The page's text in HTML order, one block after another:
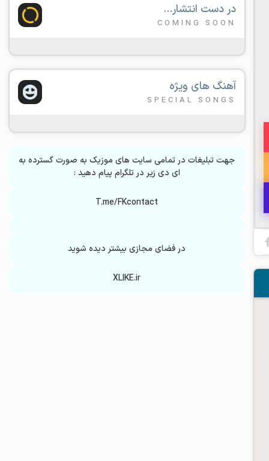
در دست انتشار...
COMING SOON
آهنگ های ویژه
SPECIAL SONGS
جهت تبلیغات در تمامی سایت های موزیک به صورت گسترده به
ای دی زیر در تلگرام پیام دهید :
T.me/FKcontact
در فضای مجازی بیشتر دیده شوید
XLIKE.ir